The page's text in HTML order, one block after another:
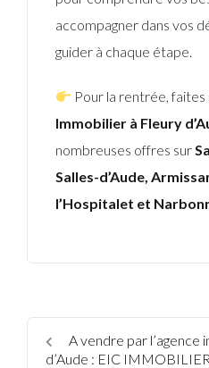
accompagner dans vos
guider à chaque étape.
Pour la rentrée, faites
Immobilier à Fleury
nombreuses offres sur
Salles-d’Aude,
l’Hospitalet et
A vendre par
d’Aude : EIC IMMOBILIER